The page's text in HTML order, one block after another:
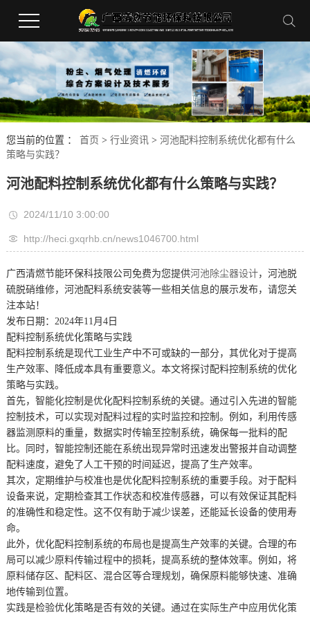
您当前的位置 ： 首页 > 行业资讯 > 河池配料控制系统优化都有什么
策略与实践？
河池配料控制系统优化都有什么策略与实践？
2024/11/10 3:00:00
http://heci.gxqrhb.cn/news1046700.html
广西清燃节能环保科技限公司免费为您提供河池除尘器设计，河池脱
硫脱硝维修，河池配料系统安装等一些相关信息的展示发布，请您关
注本站！
发布日期：2024年11月4日
配料控制系统优化策略与实践
配料控制系统是现代工业生产中不可或缺的一部分，其优化对于提高
生产效率、降低成本具有重要意义。本文将探讨配料控制系统的优化
策略与实践。
首先，智能化控制是优化配料控制系统的关键。通过引入先进的智能
控制技术，可以实现对配料过程的实时监控和控制。例如，利用传感
器监测原料的重量，数据实时传输至控制系统，确保每一批料的配
比。同时，智能控制还能在系统出现异常时迅速发出警报并自动调整
配料速度，避免了人工干预的时间延迟，提高了生产效率。
其次，定期维护与校准也是优化配料控制系统的重要手段。对于配料
设备来说，定期检查其工作状态和校准传感器，可以有效保证其配料
的准确性和稳定性。这不仅有助于减少误差，还能延长设备的使用寿
命。
此外，优化配料控制系统的布局也是提高生产效率的关键。合理的布
局可以减少原料传输过程中的损耗，提高系统的整体效率。例如，将
原料储存区、配料区、混合区等合理规划，确保原料能够快速、准确
地传输到位置。
实践是检验优化策略是否有效的关键。通过在实际生产中应用优化策